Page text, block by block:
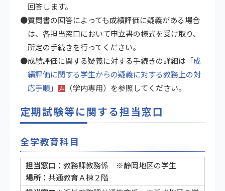
回答します。
●質問書の回答によっても成績評価に疑義がある場合
は、各担当窓口において申立書の様式を受け取り、
所定の手続きを行ってください。
●成績評価に関する疑義に対する手続きの詳細は 「成
績評価に関する学生からの疑義に対する教務上の対
応手順」
（学内専用）を参照してください。
定期試験等に関する担当窓口
全学教育科目
教務課教務係 ※静岡地区の学生
共通教育Ａ棟２階